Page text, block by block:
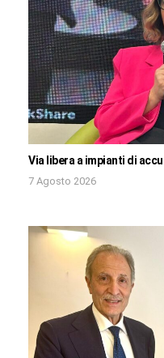
Via libera a impianti di
7 Agosto 2026